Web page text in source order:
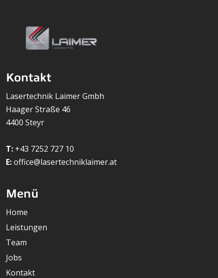
Kontakt
Lasertechnik Laimer Gmbh
Haager Straße 46
4400 Steyr
T: +43 7252 727 10
E:office@lasertechniklaimer.at
Menü
Home
Leistungen
Team
Jobs
Kontakt